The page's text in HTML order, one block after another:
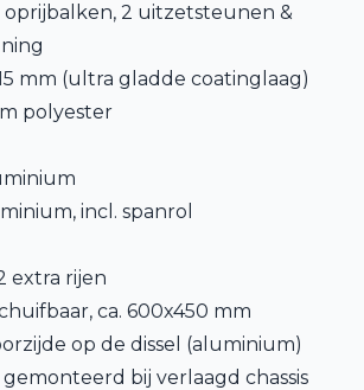
oprijbalken, 2 uitzetsteunen &
mm (ultra gladde coatinglaag)
polyester
incl. spanrol
extra rijen
ca. 600x450 mm
op de dissel (aluminium)
bij verlaagd chassis